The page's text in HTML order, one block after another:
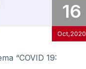
16
Oct,2020
“COVID 19: